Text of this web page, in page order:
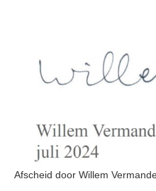
Afscheid door Willem